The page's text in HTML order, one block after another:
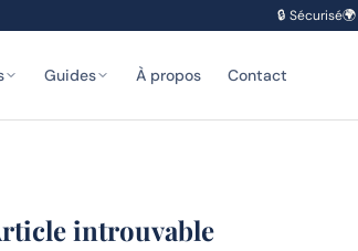
🔒 Sécurisé🌍
Guides À propos Contact
introuvable